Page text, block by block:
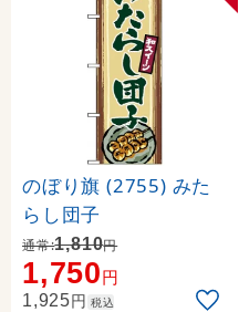
のぼり旗 (2755) みた
らし団子
通常:1,810円
1,750円
1,925円 税込